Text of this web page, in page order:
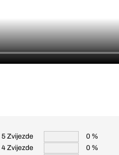
5 Zvijezde
0 %
4 Zvijezde
0 %